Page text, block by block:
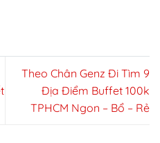
Theo Chân Genz Đi Tìm 9
Địa Điểm Buffet 100k
TPHCM Ngon – Bổ – Rẻ